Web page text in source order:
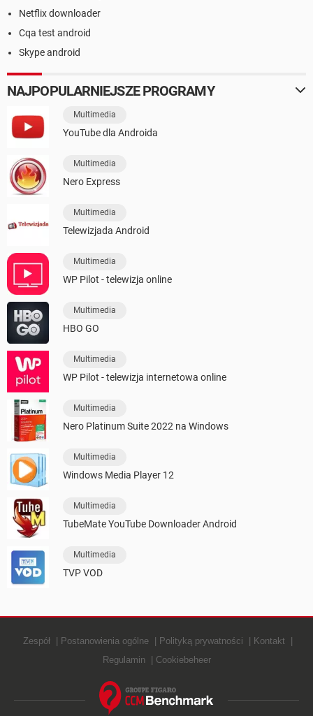
Netflix downloader
Cqa test android
Skype android
NAJPOPULARNIEJSZE PROGRAMY
Multimedia
YouTube dla Androida
Multimedia
Nero Express
Multimedia
Telewizjada Android
Multimedia
WP Pilot - telewizja online
Multimedia
HBO GO
Multimedia
WP Pilot - telewizja internetowa online
Multimedia
Nero Platinum Suite 2022 na Windows
Multimedia
Windows Media Player 12
Multimedia
TubeMate YouTube Downloader Android
Multimedia
TVP VOD
Zespół Postanowienia ogólne Polityką prywatności
Kontakt
Regulamin
Cookiebeheer